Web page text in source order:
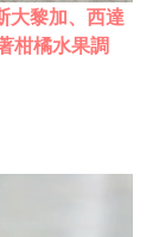
大黎加、西達
柑橘水果調